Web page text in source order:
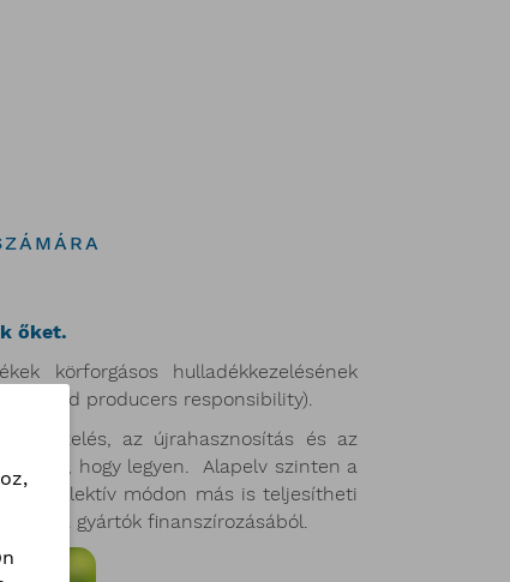
őket.
körforgásos hulladékkezelésének
producers responsibility).
a kezelés, az újrahasznosítás és az
kell, hogy legyen. Alapelv szinten a
kollektív módon más is teljesítheti
a gyártók finanszírozásából.